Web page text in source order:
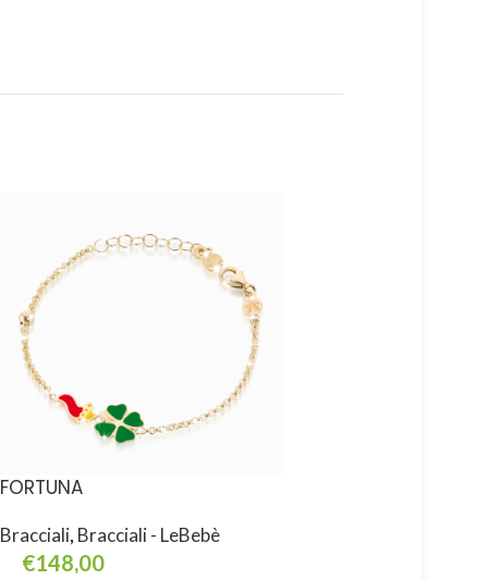
FORTUNA
Bracciali, Bracciali - LeBebè
€148,00